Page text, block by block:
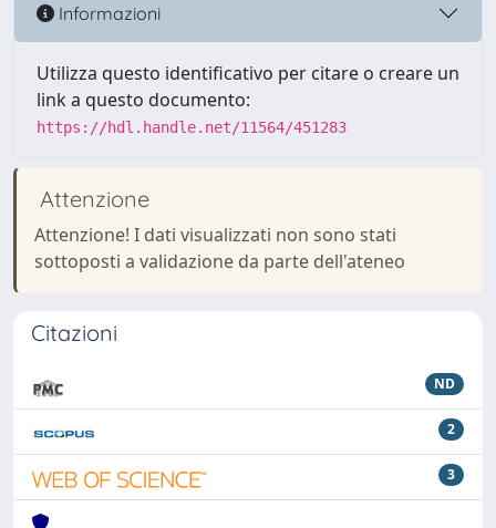
Informazioni
Utilizza questo identificativo per citare o creare un
link a questo documento:
https://hdl.handle.net/11564/451283
Attenzione
Attenzione! I dati visualizzati non sono stati
sottoposti a validazione da parte dell'ateneo
Citazioni
ND
2
3